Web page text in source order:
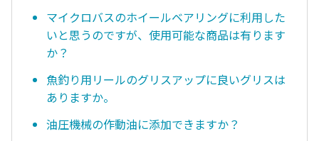
マイクロバスのホイールベアリングに利用した
いと思うのですが、使用可能な商品は有ります
か？
魚釣り用リールのグリスアップに良いグリスは
ありますか。
油圧機械の作動油に添加できますか？